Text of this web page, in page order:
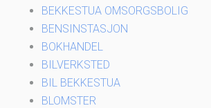
BEKKESTUA OMSORGSBOLIG
BENSINSTASJON
BOKHANDEL
BILVERKSTED
BIL BEKKESTUA
BLOMSTER